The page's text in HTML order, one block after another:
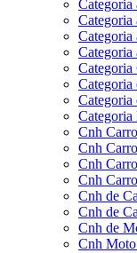
Categoria
Categoria
Categoria
Categoria
Categoria
Categoria
Categoria
Categoria
Cnh Carro
Cnh
Cnh
Cnh
Cnh de
Cnh de
Cnh de
Cnh